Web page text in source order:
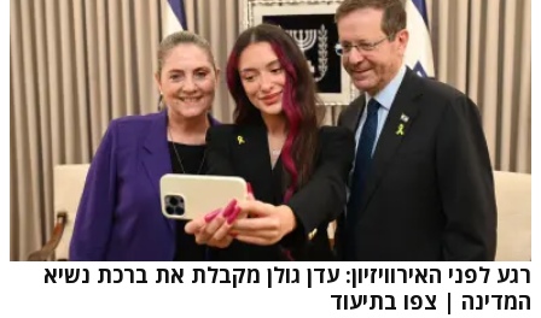
רגע לפני האירוויזיון: עדן גולן מקבלת את ברכת נשיא
המדינה | צפו בתיעוד